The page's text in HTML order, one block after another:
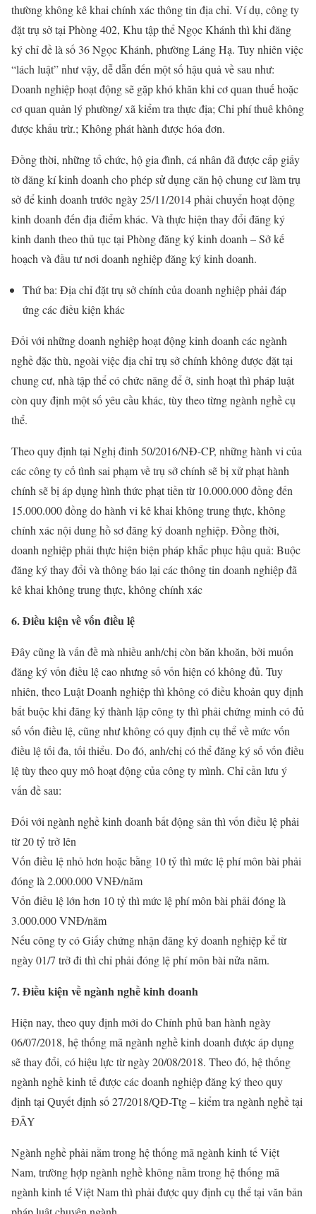
thường không kê khai chính xác thông tin địa chỉ. Ví dụ, công ty
đặt trụ sở tại Phòng 402, Khu tập thể Ngọc Khánh thì khi đăng
ký chỉ đề là số 36 Ngọc Khánh, phường Láng Hạ. Tuy nhiên việc
“lách luật” như vậy, dễ dẫn đến một số hậu quả về sau như:
Doanh nghiệp hoạt động sẽ gặp khó khăn khi cơ quan thuế hoặc
cơ quan quản lý phường/ xã kiểm tra thực địa; Chi phí thuê không
được khấu trừ.; Không phát hành được hóa đơn.
Đồng thời, những tổ chức, hộ gia đình, cá nhân đã được cấp giấy
tờ đăng kí kinh doanh cho phép sử dụng căn hộ chung cư làm trụ
sở để kinh doanh trước ngày 25/11/2014 phải chuyển hoạt động
kinh doanh đến địa điểm khác. Và thực hiện thay đổi đăng ký
kinh danh theo thủ tục tại Phòng đăng ký kinh doanh – Sở kế
hoạch và đầu tư nơi doanh nghiệp đăng ký kinh doanh.
Thứ ba: Địa chỉ đặt trụ sở chính của doanh nghiệp phải đáp
ứng các điều kiện khác
Đối với những doanh nghiệp hoạt động kinh doanh các ngành
nghề đặc thù, ngoài việc địa chỉ trụ sở chính không được đặt tại
chung cư, nhà tập thể có chức năng để ở, sinh hoạt thì pháp luật
còn quy định một số yêu cầu khác, tùy theo từng ngành nghề cụ
thể.
Theo quy định tại Nghị đinh 50/2016/NĐ-CP, những hành vi của
các công ty cố tình sai phạm về trụ sở chính sẽ bị xử phạt hành
chính sẽ bị áp dụng hình thức phạt tiền từ 10.000.000 đồng đến
15.000.000 đồng do hành vi kê khai không trung thực, không
chính xác nội dung hồ sơ đăng ký doanh nghiệp. Đồng thời,
doanh nghiệp phải thực hiện biện pháp khắc phục hậu quả: Buộc
đăng ký thay đổi và thông báo lại các thông tin doanh nghiệp đã
kê khai không trung thực, không chính xác
6. Điều kiện về vốn điều lệ
Đây cũng là vấn đề mà nhiều anh/chị còn băn khoăn, bởi muốn
đăng ký vốn điều lệ cao nhưng số vốn hiện có không đủ. Tuy
nhiên, theo Luật Doanh nghiệp thì không có điều khoản quy định
bắt buộc khi đăng ký thành lập công ty thì phải chứng minh có đủ
số vốn điều lệ, cũng như không có quy định cụ thể về mức vốn
điều lệ tối đa, tối thiểu. Do đó, anh/chị có thể đăng ký số vốn điều
lệ tùy theo quy mô hoạt động của công ty mình. Chỉ cần lưu ý
vấn đề sau:
Đối với ngành nghề kinh doanh bất động sản thì vốn điều lệ phải
từ 20 tỷ trở lên
Vốn điều lệ nhỏ hơn hoặc bằng 10 tỷ thì mức lệ phí môn bài phải
đóng là 2.000.000 VNĐ/năm
Vốn điều lệ lớn hơn 10 tỷ thì mức lệ phí môn bài phải đóng là
3.000.000 VNĐ/năm
Nếu công ty có Giấy chứng nhận đăng ký doanh nghiệp kể từ
ngày 01/7 trở đi thì chỉ phải đóng lệ phí môn bài nửa năm.
7. Điều kiện về ngành nghề kinh doanh
Hiện nay, theo quy định mới do Chính phủ ban hành ngày
06/07/2018, hệ thống mã ngành nghề kinh doanh được áp dụng
sẽ thay đổi, có hiệu lực từ ngày 20/08/2018. Theo đó, hệ thống
ngành nghề kinh tế được các doanh nghiệp đăng ký theo quy
định tại Quyết định số 27/2018/QĐ-Ttg – kiểm tra ngành nghề tại
ĐÂY
Ngành nghề phải nằm trong hệ thống mã ngành kinh tế Việt
Nam, trường hợp ngành nghề không nằm trong hệ thống mã
ngành kinh tế Việt Nam thì phải được quy định cụ thể tại văn bản